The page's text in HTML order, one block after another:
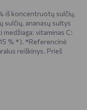
iš koncentruotų sulčių,
sulčių, ananasų sultys
vitaminas C:
% *). *Referencinė
reiškinys. Prieš